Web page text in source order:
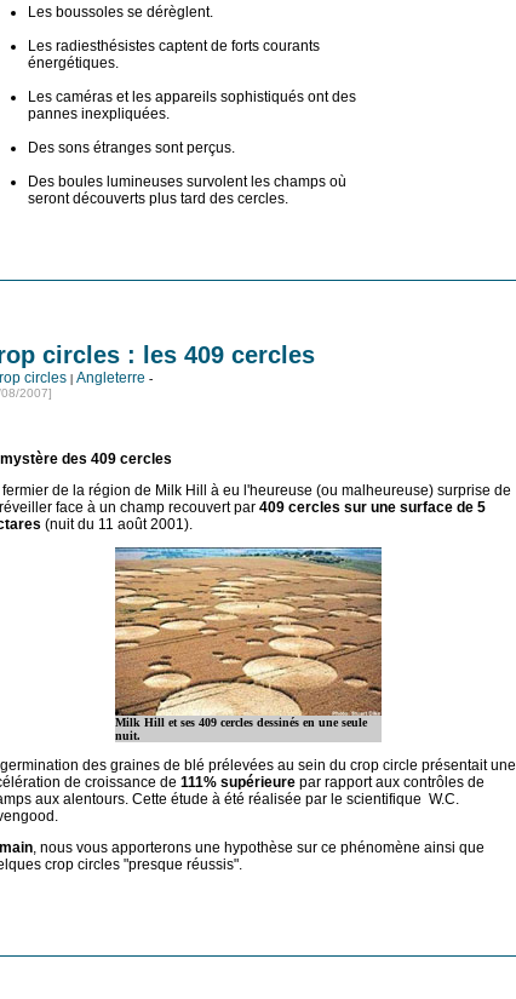
Les boussoles se dérèglent.
Les radiesthésistes captent de forts courants
énergétiques.
Les caméras et les appareils sophistiqués ont des
pannes inexpliquées.
Des sons étranges sont perçus.
Des boules lumineuses survolent les champs où
seront découverts plus tard des cercles.
circles : les 409 cercles
circles | Angleterre -
2007]
mystère des 409 cercles
fermier de la région de Milk Hill à eu l'heureuse (ou malheureuse) surprise de
face à un champ recouvert par 409 cercles sur une surface de 5
(nuit du 11 août 2001).
Milk Hill et ses 409 cercles dessinés en une seule
nuit.
des graines de blé prélevées au sein du crop circle présentait une
de croissance de 111% supérieure par rapport aux contrôles de
aux alentours. Cette étude à été réalisée par le scientifique W.C.
, nous vous apporterons une hypothèse sur ce phénomène ainsi que
crop circles "presque réussis".